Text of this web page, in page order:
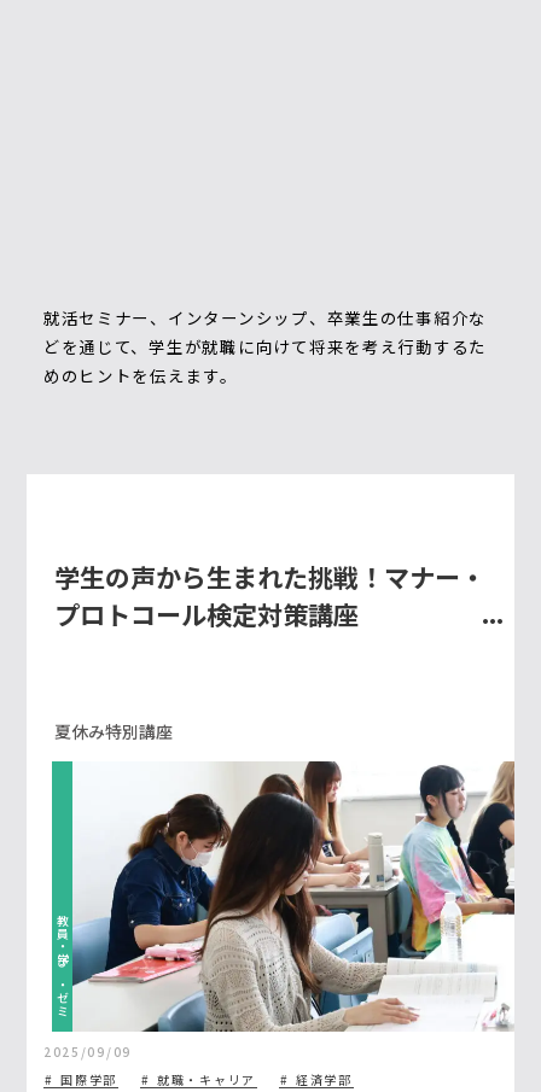
就活セミナー、インターンシップ、卒業生の仕事紹介な
どを通じて、学生が就職に向けて将来を考え行動するた
めのヒントを伝えます。
学生の声から生まれた挑戦！マナー・
プロトコール検定対策講座
夏休み特別講座
教員・学び・ゼミ
2025/09/09
国際学部
就職・キャリア 経済学部